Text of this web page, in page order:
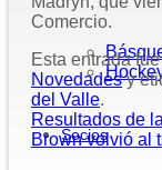
Socios
Comercio.
Esta entrada
Novedadesy
del Valle.
Resultados de
Brown volvió al